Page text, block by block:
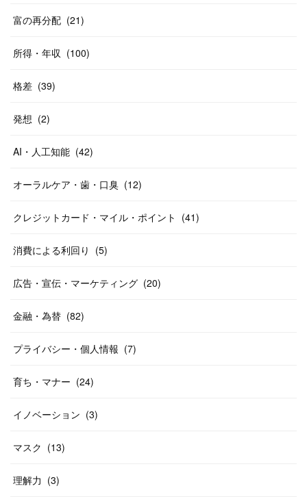
富の再分配 (21)
所得・年収 (100)
格差 (39)
発想 (2)
AI・人工知能 (42)
オーラルケア・歯・口臭 (12)
クレジットカード・マイル・ポイント (41)
消費による利回り (5)
広告・宣伝・マーケティング (20)
金融・為替 (82)
プライバシー・個人情報 (7)
育ち・マナー (24)
イノベーション (3)
マスク (13)
理解力 (3)